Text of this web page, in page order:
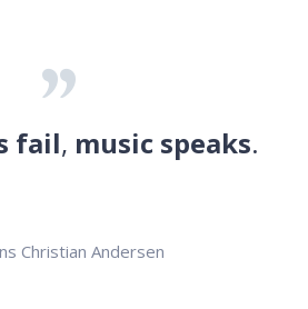
fail, music speaks.
Christian Andersen